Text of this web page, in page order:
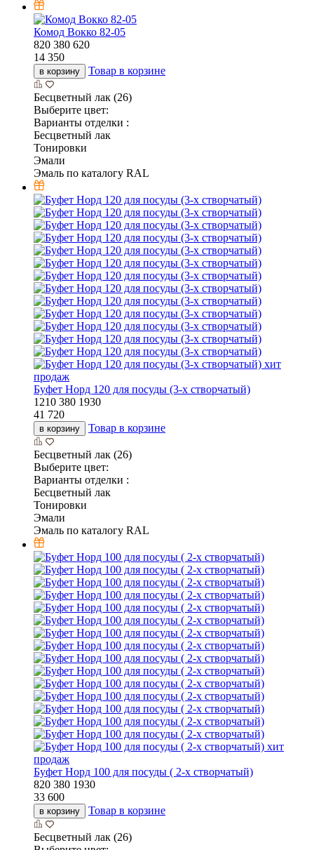
Комод Вокко 82-05
820 380 620
14 350
в корзину Товар в корзине
Бесцветный лак (26)
Выберите цвет:
Варианты отделки :
Бесцветный лак
Тонировки
Эмали
Эмаль по каталогу RAL
хит
продаж
Буфет Норд 120 для посуды (3-х створчатый)
1210 380 1930
41 720
в корзину Товар в корзине
Бесцветный лак (26)
Выберите цвет:
Варианты отделки :
Бесцветный лак
Тонировки
Эмали
Эмаль по каталогу RAL
хит
продаж
Буфет Норд 100 для посуды ( 2-х створчатый)
820 380 1930
33 600
в корзину Товар в корзине
Бесцветный лак (26)